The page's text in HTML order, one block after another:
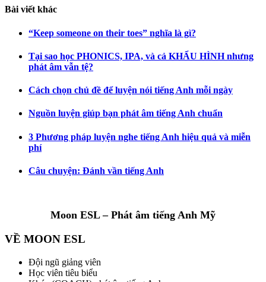
Bài viết khác
“Keep someone on their toes” nghĩa là gì?
Tại sao học PHONICS, IPA, và cả KHẨU HÌNH nhưng
phát âm vẫn tệ?
Cách chọn chủ đề để luyện nói tiếng Anh mỗi ngày
Nguồn luyện giúp bạn phát âm tiếng Anh chuẩn
3 Phương pháp luyện nghe tiếng Anh hiệu quả và miễn
phí
Câu chuyện: Đánh vần tiếng Anh
Moon ESL – Phát âm tiếng Anh Mỹ
VỀ MOON ESL
Đội ngũ giảng viên
Học viên tiêu biểu